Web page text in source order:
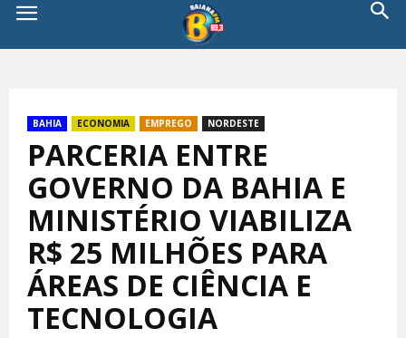
BAHIA ECONOMIA EMPREGO NORDESTE
PARCERIA ENTRE
GOVERNO DA BAHIA E
MINISTÉRIO VIABILIZA
R$ 25 MILHÕES PARA
ÁREAS DE CIÊNCIA E
TECNOLOGIA